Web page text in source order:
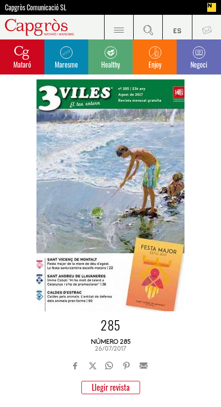
Capgròs Comunicació SL
Mataró Maresme Healthy Enjoy Negoci
285
NÚMERO 285
26/07/2017
Llegir revista